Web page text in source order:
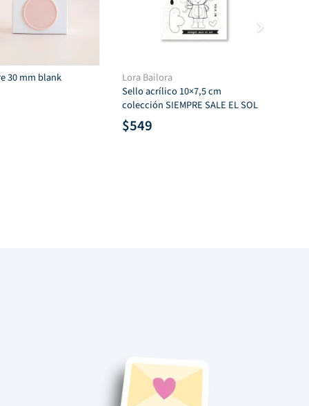
30 mm blank
Lora Bailora
Sello acrílico 10×7,5 cm
colección SIEMPRE SALE EL SOL
$549